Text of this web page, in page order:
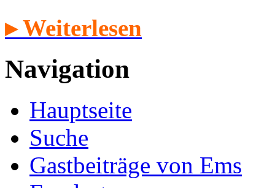
▸ Weiterlesen
Navigation
Hauptseite
Suche
Gastbeiträge von Ems